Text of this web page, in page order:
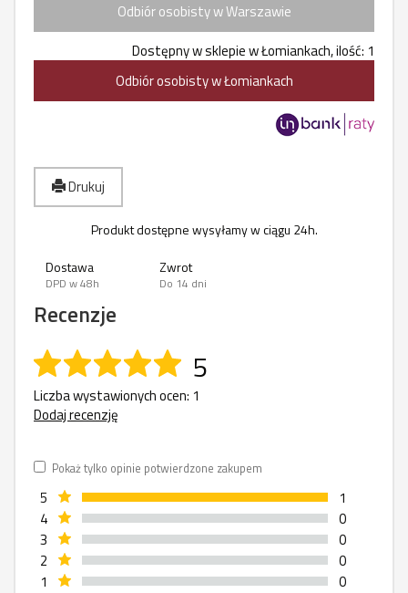
Odbiór osobisty w Warszawie
Dostępny w sklepie w Łomiankach, ilość: 1
Odbiór osobisty w Łomiankach
Drukuj
Produkt dostępne wysyłamy w ciągu 24h.
Dostawa
DPD w 48h
Zwrot
Do 14 dni
Recenzje
5
Liczba wystawionych ocen: 1
Dodaj recenzję
Pokaż tylko opinie potwierdzone zakupem
5
1
4
0
3
0
2
0
1
0